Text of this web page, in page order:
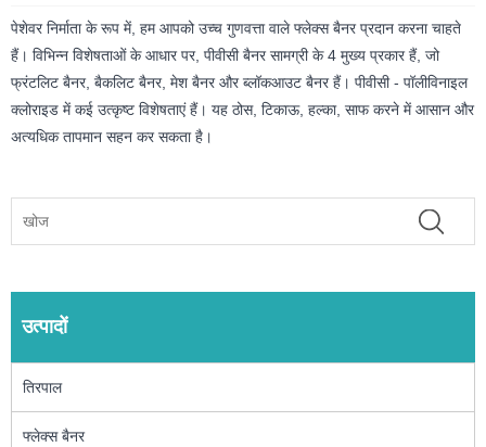
पेशेवर निर्माता के रूप में, हम आपको उच्च गुणवत्ता वाले फ्लेक्स बैनर प्रदान करना चाहते
हैं। विभिन्न विशेषताओं के आधार पर, पीवीसी बैनर सामग्री के 4 मुख्य प्रकार हैं, जो
फ्रंटलिट बैनर, बैकलिट बैनर, मेश बैनर और ब्लॉकआउट बैनर हैं। पीवीसी - पॉलीविनाइल
क्लोराइड में कई उत्कृष्ट विशेषताएं हैं। यह ठोस, टिकाऊ, हल्का, साफ करने में आसान और
अत्यधिक तापमान सहन कर सकता है।
उत्पादों
तिरपाल
फ्लेक्स बैनर